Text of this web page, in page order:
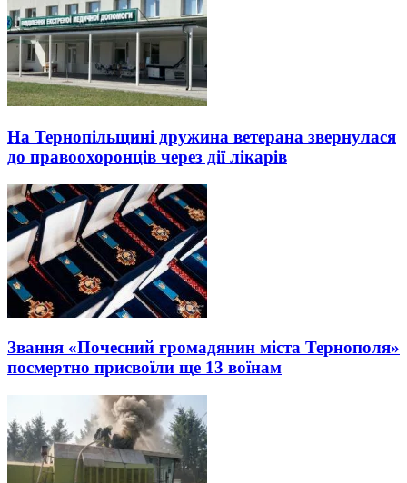
На Тернопільщині дружина ветерана звернулася
до правоохоронців через дії лікарів
Звання «Почесний громадянин міста Тернополя»
посмертно присвоїли ще 13 воїнам